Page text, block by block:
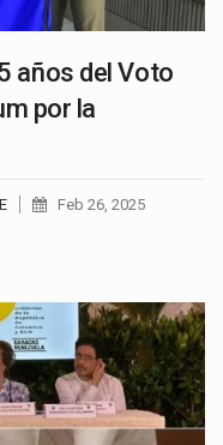
años del Voto
por la
Feb 26, 2025